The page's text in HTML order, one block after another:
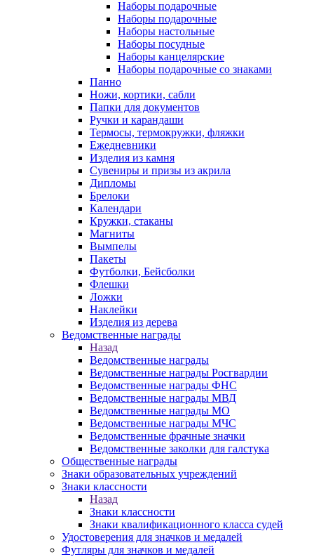
Наборы подарочные
Наборы подарочные
Наборы настольные
Наборы посудные
Наборы канцелярские
Наборы подарочные со знаками
Панно
Ножи, кортики, сабли
Папки для документов
Ручки и карандаши
Термосы, термокружки, фляжки
Ежедневники
Изделия из камня
Сувениры и призы из акрила
Дипломы
Брелоки
Календари
Кружки, стаканы
Магниты
Вымпелы
Пакеты
Футболки, Бейсболки
Флешки
Ложки
Наклейки
Изделия из дерева
Ведомственные награды
Назад
Ведомственные награды
Ведомственные награды Росгвардии
Ведомственные награды ФНС
Ведомственные награды МВД
Ведомственные награды МО
Ведомственные награды МЧС
Ведомственные фрачные значки
Ведомственные заколки для галстука
Общественные награды
Знаки образовательных учреждений
Знаки классности
Назад
Знаки классности
Знаки квалификационного класса судей
Удостоверения для значков и медалей
Футляры для значков и медалей